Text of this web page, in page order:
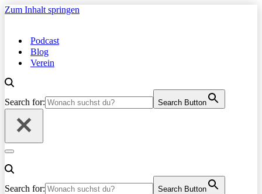
Zum Inhalt springen
Podcast
Blog
Verein
Search for: Search Button
Navigationsmenü
Search for: Search Button